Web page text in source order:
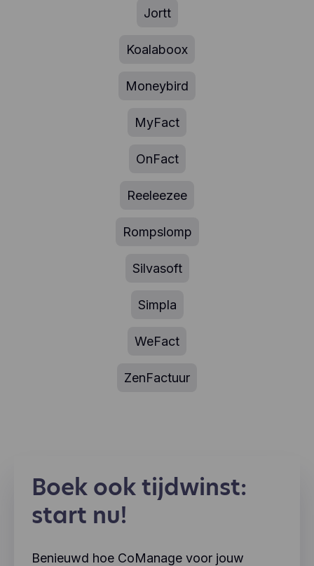
Jortt
Koalaboox
Moneybird
MyFact
OnFact
Reeleezee
Rompslomp
Silvasoft
Simpla
WeFact
ZenFactuur
Boek ook tijdwinst:
start nu!
Benieuwd hoe CoManage voor jouw